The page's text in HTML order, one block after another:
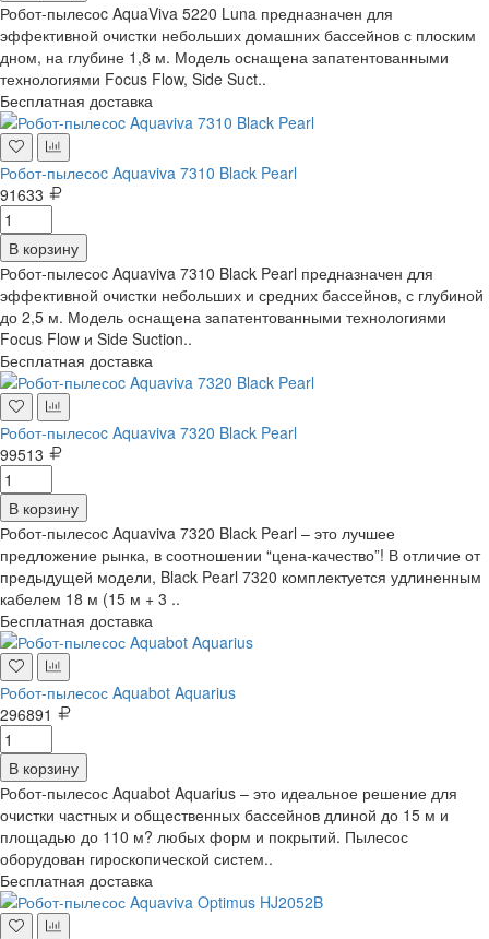
Робот-пылесоc AquaViva 5220 Luna предназначен для
эффективной очистки небольших домашних бассейнов с плоским
дном, на глубине 1,8 м. Модель оснащена запатентованными
технологиями Focus Flow, Side Suct..
Бесплатная доставка
Робот-пылесоc Aquaviva 7310 Black Pearl
91633
В корзину
Робот-пылесоc Aquaviva 7310 Black Pearl предназначен для
эффективной очистки небольших и средних бассейнов, с глубиной
до 2,5 м. Модель оснащена запатентованными технологиями
Focus Flow и Side Suction..
Бесплатная доставка
Робот-пылесоc Aquaviva 7320 Black Pearl
99513
В корзину
Робот-пылесоc Aquaviva 7320 Black Pearl – это лучшее
предложение рынка, в соотношении “цена-качество”! В отличие от
предыдущей модели, Black Pearl 7320 комплектуется удлиненным
кабелем 18 м (15 м + 3 ..
Бесплатная доставка
Робот-пылесос Aquabot Aquarius
296891
В корзину
Робот-пылесос Aquabot Aquarius – это идеальное решение для
очистки частных и общественных бассейнов длиной до 15 м и
площадью до 110 м? любых форм и покрытий. Пылесос
оборудован гироскопической систем..
Бесплатная доставка